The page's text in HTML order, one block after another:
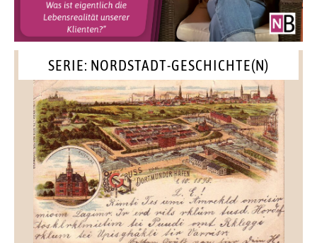
SERIE: NORDSTADT-GESCHICHTE(N)